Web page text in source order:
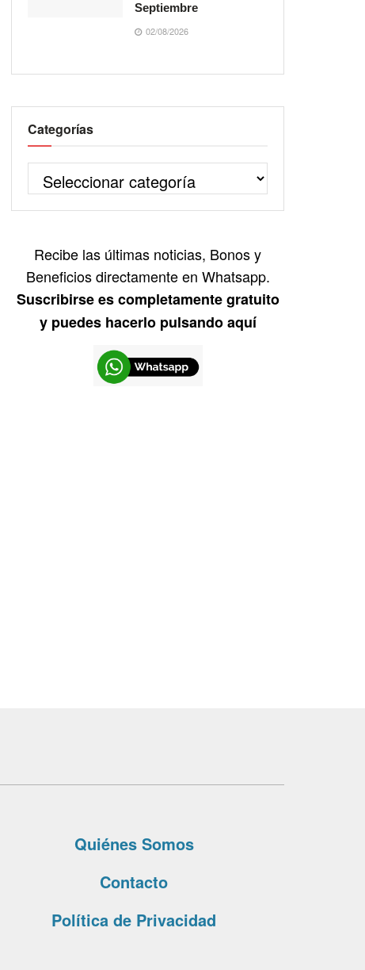
Septiembre
02/08/2026
Categorías
Recibe las últimas noticias, Bonos y
Beneficios directamente en Whatsapp.
Suscribirse es completamente gratuito
y puedes hacerlo pulsando aquí
Quiénes Somos
Contacto
Política de Privacidad